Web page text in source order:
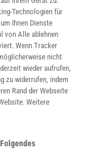
Technologien für
Ihnen Dienste
von Alle ablehnen
Wenn Tracker
nicht
wieder aufrufen,
zu widerrufen, indem
Rand der Webseite
Weitere